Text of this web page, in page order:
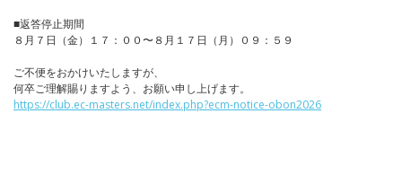
■返答停止期間
８月７日（金）１７：００〜８月１７日（月）０９：５９
ご不便をおかけいたしますが、
何卒ご理解賜りますよう、お願い申し上げます。
https://club.ec-masters.net/index.php?ecm-notice-obon2026